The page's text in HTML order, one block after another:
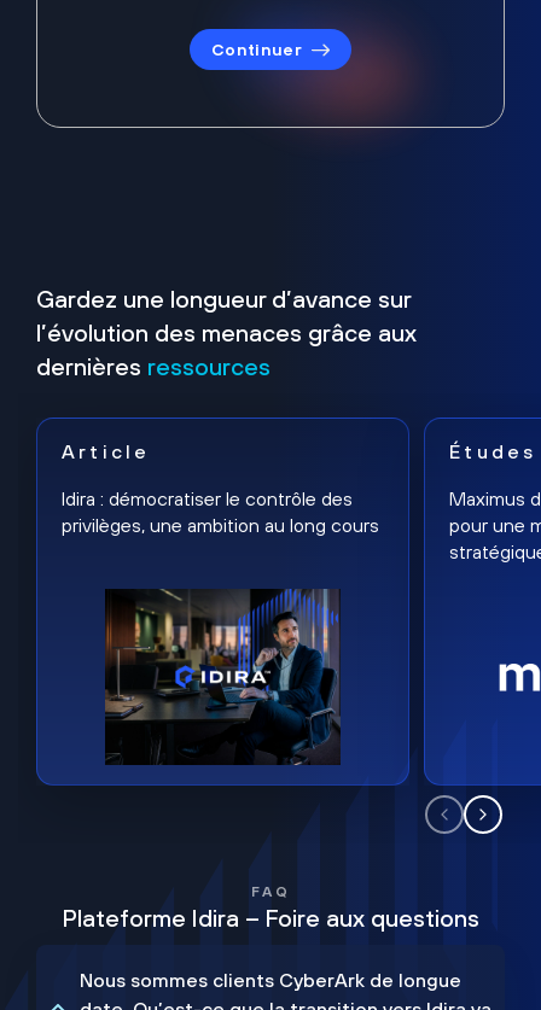
Continuer
Gardez une longueur d’avance sur
l’évolution des menaces grâce aux
dernières ressources
Article
Idira : démocratiser le contrôle des
privilèges, une ambition au long cours
Études
Maximus
pour une
FAQ
Plateforme Idira – Foire aux questions
Nous sommes clients CyberArk de longue